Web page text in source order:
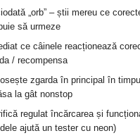
„orb” – știi mereu ce
să urmeze
ce câinele reacționează
/ recompensa
zgarda în principal în
la gât nonstop
regulat încărcarea și
ajută un tester cu neon)